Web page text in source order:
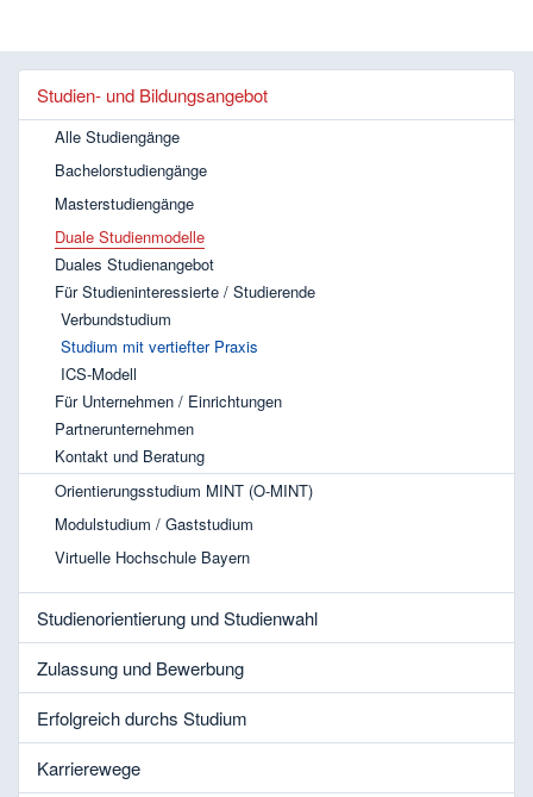
Studien- und Bildungsangebot
Alle Studiengänge
Bachelorstudiengänge
Masterstudiengänge
Duale Studienmodelle
Duales Studienangebot
Für Studieninteressierte / Studierende
Verbundstudium
Studium mit vertiefter Praxis
ICS-Modell
Für Unternehmen / Einrichtungen
Partnerunternehmen
Kontakt und Beratung
Orientierungsstudium MINT (O-MINT)
Modulstudium / Gaststudium
Virtuelle Hochschule Bayern
Studienorientierung und Studienwahl
Zulassung und Bewerbung
Erfolgreich durchs Studium
Karrierewege